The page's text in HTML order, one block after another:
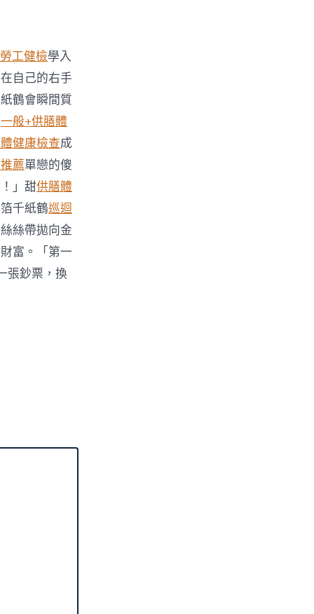
工健檢學入
自己的右手
鶴會瞬間質
一般+供膳體
健康檢查成
薦單戀的傻
」甜供膳體
千紙鶴巡迴
絲帶拋向金
富。「第一
張鈔票，換